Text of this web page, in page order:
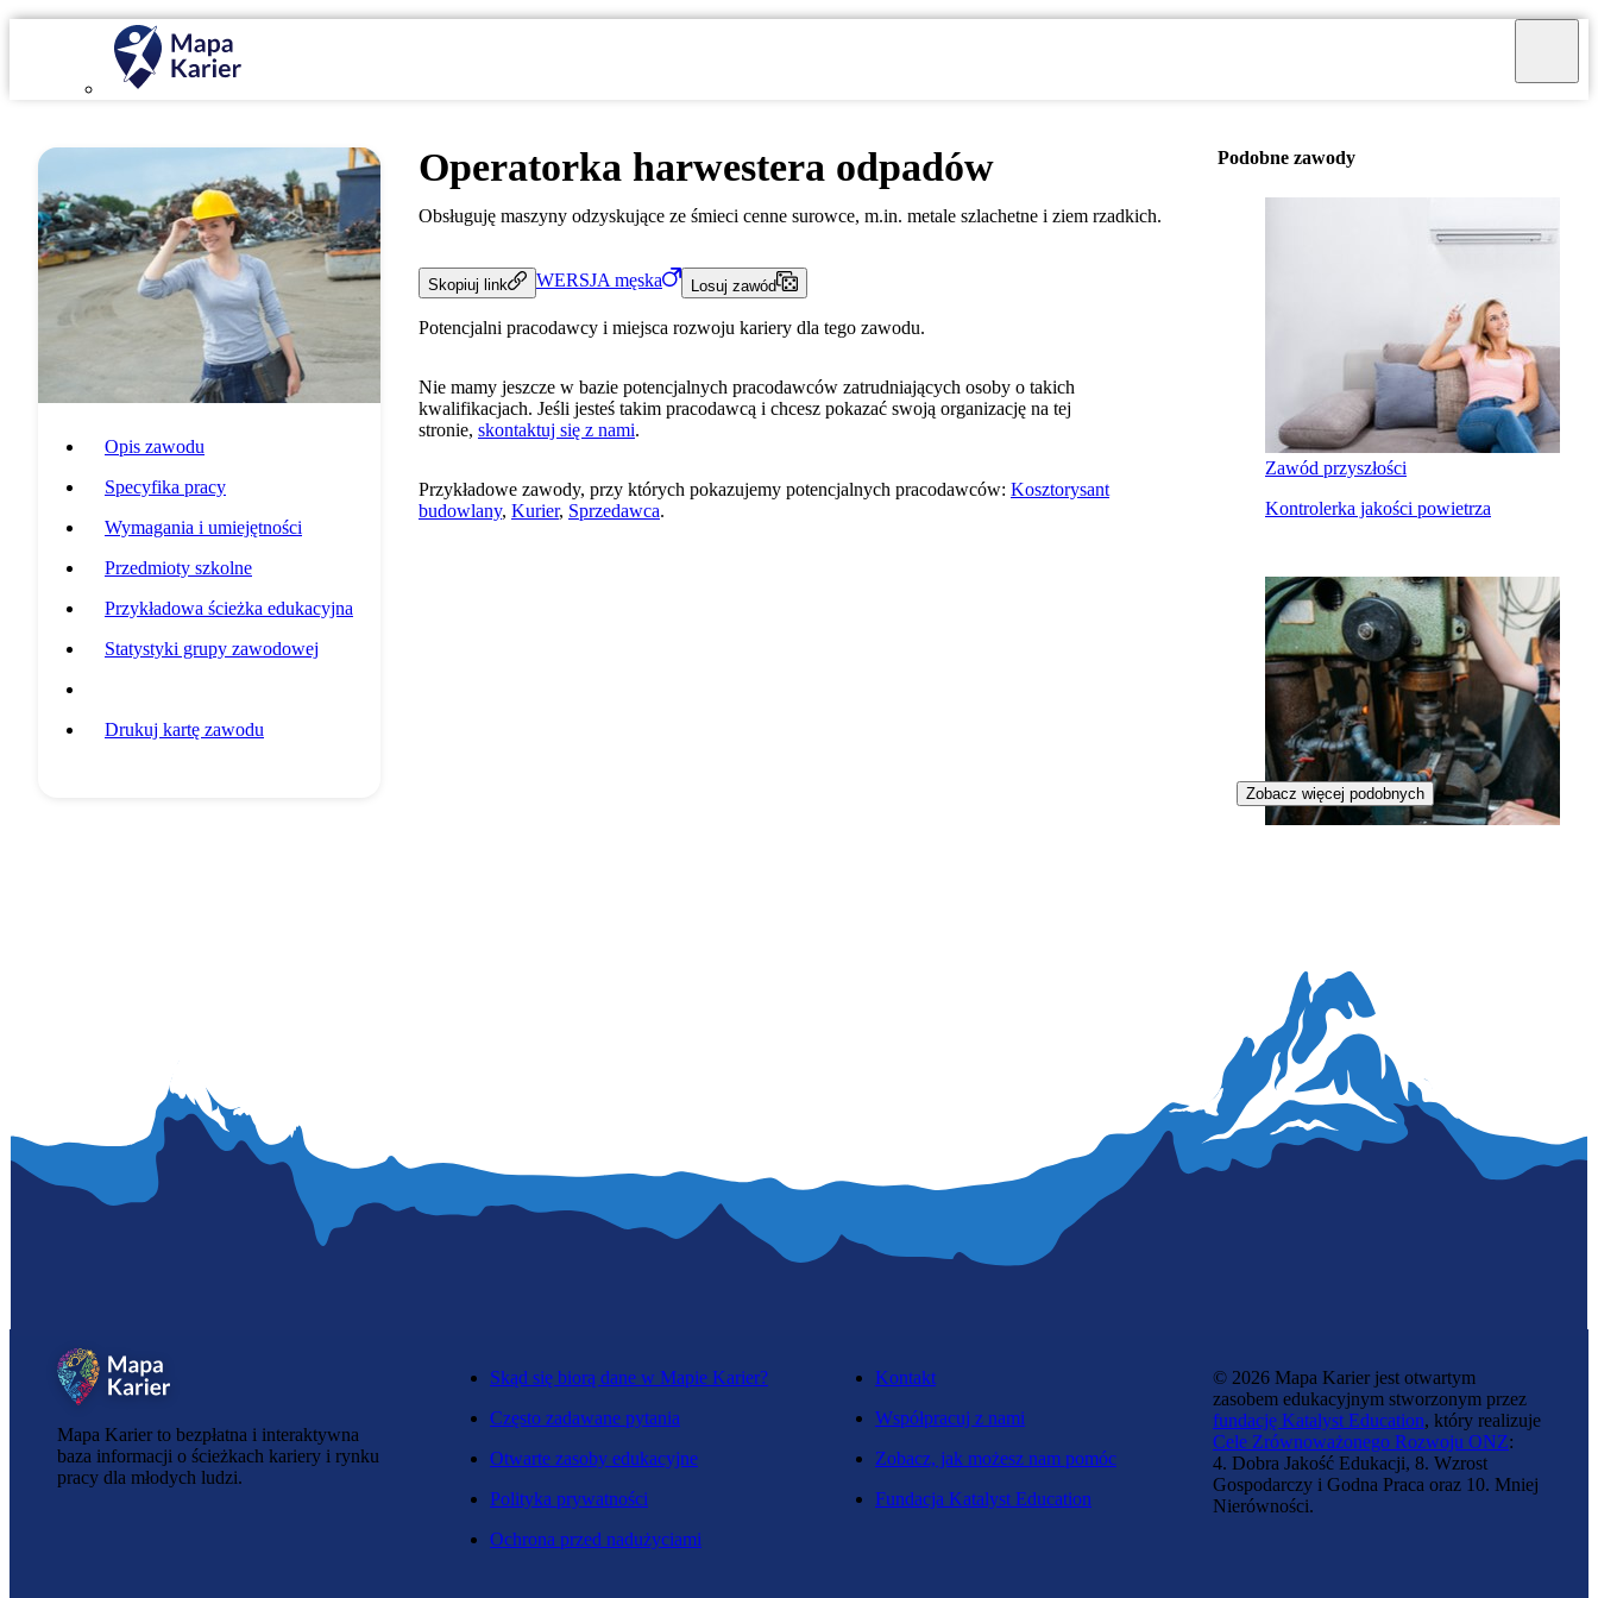
Opis zawodu
Specyfika pracy
Wymagania i umiejętności
Przedmioty szkolne
Przykładowa ścieżka edukacyjna
Statystyki grupy zawodowej
Drukuj kartę zawodu
Operatorka harwestera odpadów
Obsługuję maszyny odzyskujące ze śmieci cenne surowce, m.in. metale szlachetne i ziem rzadkich.
Skopiuj link WERSJA męska Losuj zawód
Potencjalni pracodawcy i miejsca rozwoju kariery dla tego zawodu.
Nie mamy jeszcze w bazie potencjalnych pracodawców zatrudniających osoby o takich
kwalifikacjach. Jeśli jesteś takim pracodawcą i chcesz pokazać swoją organizację na tej
stronie, skontaktuj się z nami.
Przykładowe zawody, przy których pokazujemy potencjalnych pracodawców: Kosztorysant
budowlany, Kurier, Sprzedawca.
Podobne zawody
Zawód przyszłości
Kontrolerka jakości powietrza
Zobacz więcej podobnych
Mapa Karier to bezpłatna i interaktywna
baza informacji o ścieżkach kariery i rynku
pracy dla młodych ludzi.
Skąd się biorą dane w Mapie Karier?
Często zadawane pytania
Otwarte zasoby edukacyjne
Polityka prywatności
Ochrona przed nadużyciami
Kontakt
Współpracuj z nami
Zobacz, jak możesz nam pomóc
Fundacja Katalyst Education
© 2026 Mapa Karier jest otwartym
zasobem edukacyjnym stworzonym przez
fundację Katalyst Education, który realizuje
Cele Zrównoważonego Rozwoju ONZ:
4. Dobra Jakość Edukacji, 8. Wzrost
Gospodarczy i Godna Praca oraz 10. Mniej
Nierówności.